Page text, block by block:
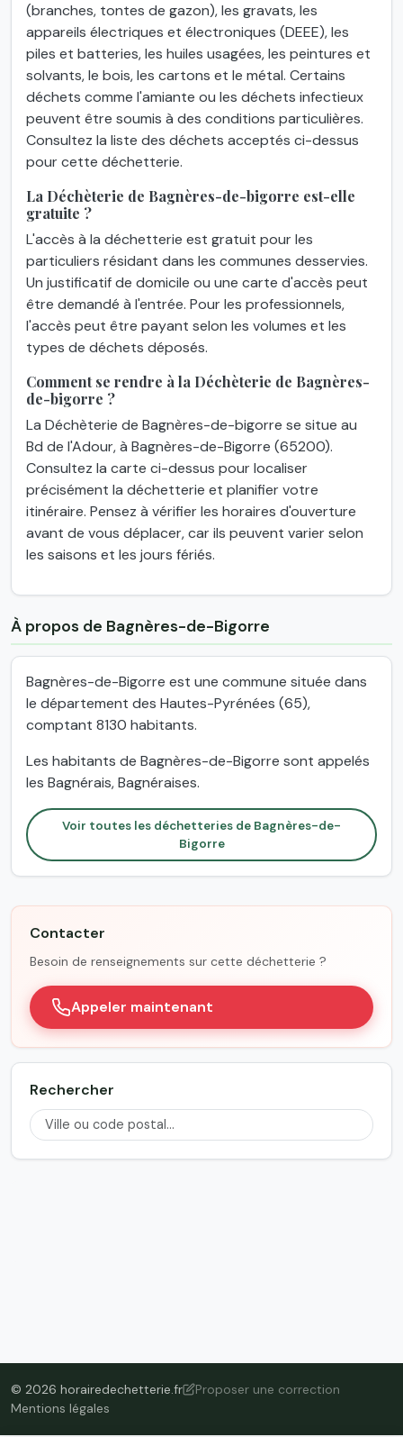
(branches, tontes de gazon), les gravats, les
appareils électriques et électroniques (DEEE), les
piles et batteries, les huiles usagées, les peintures et
solvants, le bois, les cartons et le métal. Certains
déchets comme l'amiante ou les déchets infectieux
peuvent être soumis à des conditions particulières.
Consultez la liste des déchets acceptés ci-dessus
pour cette déchetterie.
La Déchèterie de Bagnères-de-bigorre est-elle
gratuite ?
L'accès à la déchetterie est gratuit pour les
particuliers résidant dans les communes desservies.
Un justificatif de domicile ou une carte d'accès peut
être demandé à l'entrée. Pour les professionnels,
l'accès peut être payant selon les volumes et les
types de déchets déposés.
Comment se rendre à la Déchèterie de Bagnères-
de-bigorre ?
La Déchèterie de Bagnères-de-bigorre se situe au
Bd de l'Adour, à Bagnères-de-Bigorre (65200).
Consultez la carte ci-dessus pour localiser
précisément la déchetterie et planifier votre
itinéraire. Pensez à vérifier les horaires d'ouverture
avant de vous déplacer, car ils peuvent varier selon
les saisons et les jours fériés.
À propos de Bagnères-de-Bigorre
Bagnères-de-Bigorre est une commune située dans
le département des Hautes-Pyrénées (65),
comptant 8130 habitants.
Les habitants de Bagnères-de-Bigorre sont appelés
les Bagnérais, Bagnéraises.
Voir toutes les déchetteries de Bagnères-de-
Bigorre
Contacter
Besoin de renseignements sur cette déchetterie ?
Appeler maintenant
Rechercher
© 2026 horairedechetterie.fr
Proposer une correction
Mentions légales